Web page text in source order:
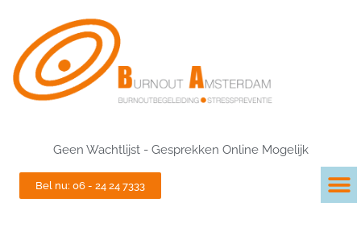
Geen Wachtlijst - Gesprekken Online Mogelijk
Bel nu: 06 - 24 24 7333